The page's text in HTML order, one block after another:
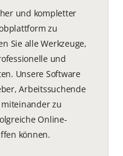
und kompletter
zu
Sie alle Werkzeuge,
und
Unsere Software
Arbeitssuchende
zu
Online-
können.